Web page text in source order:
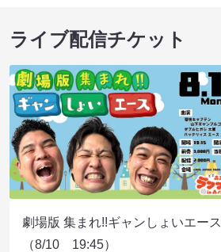
ライブ配信チケット
劇場版 集まれ!!ギャンしょいエース
（8/10 19:45）